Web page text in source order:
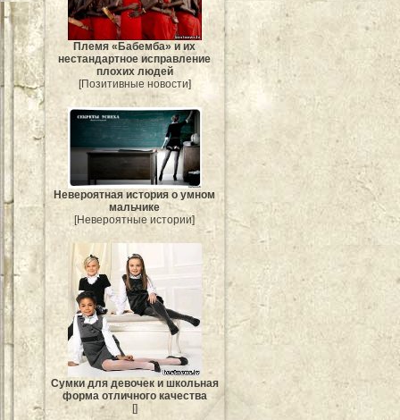
Племя «Бабемба» и их
нестандартное исправление
плохих людей
[Позитивные новости]
Невероятная история о умном
мальчике
[Невероятные истории]
Сумки для девочек и школьная
форма отличного качества
[]